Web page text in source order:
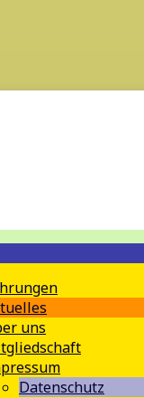
uns
Datenschutz